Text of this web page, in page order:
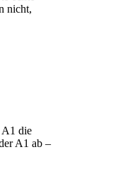
nicht,
A1 die
A1 ab –